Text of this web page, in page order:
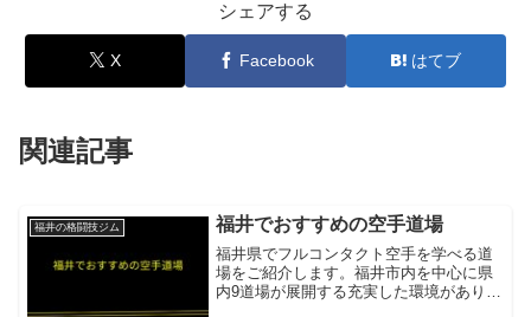
シェアする
X Facebook はてブ
関連記事
福井の格闘技ジム 福井でおすすめの空手道場
福井県でフルコンタクト空手を学べる道
場をご紹介します。福井市内を中心に県
内9道場が展開する充実した環境がありま